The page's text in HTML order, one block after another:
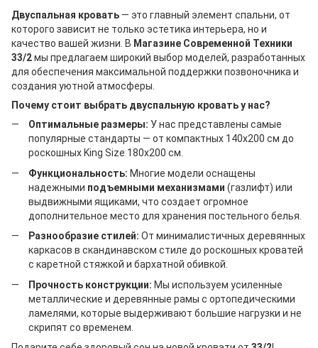
Двуспальная кровать — это главный элемент спальни, от
которого зависит не только эстетика интерьера, но и
качество вашей жизни. В Магазине Современной Техники
33/2мы предлагаем широкий выбор моделей, разработанных
для обеспечения максимальной поддержки позвоночника и
создания уютной атмосферы.
Почему стоит выбрать двуспальную кровать у нас?
Оптимальные размеры: У нас представлены самые
популярные стандарты — от компактных 140х200 см до
роскошных King Size 180х200 см.
Функциональность: Многие модели оснащены
надежными подъемными механизмами (газлифт) или
выдвижными ящиками, что создает огромное
дополнительное место для хранения постельного белья.
Разнообразие стилей: От минималистичных деревянных
каркасов в скандинавском стиле до роскошных кроватей
с каретной стяжкой и бархатной обивкой.
Прочность конструкции: Мы используем усиленные
металлические и деревянные рамы с ортопедическими
ламелями, которые выдерживают большие нагрузки и не
скрипят со временем.